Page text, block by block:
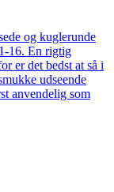
og kuglerunde
16. En rigtig
er det bedst at så i
udseende
anvendelig som